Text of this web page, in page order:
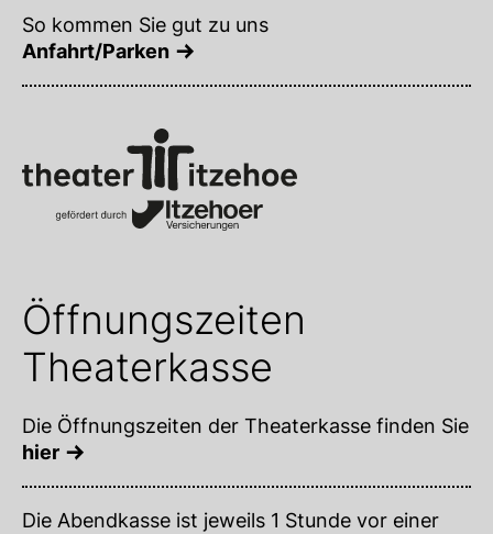
So kommen Sie gut zu uns
Anfahrt/Parken
Öffnungszeiten
Theaterkasse
Die Öffnungszeiten der Theaterkasse finden Sie
hier
Die Abendkasse ist jeweils 1 Stunde vor einer